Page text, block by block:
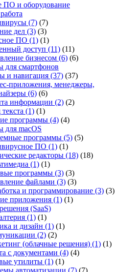
ПО и оборудование
(7) (7)
дел (3) (3)
ПО (1) (1)
доступ (11) (11)
бизнесом (6) (6)
для смартфонов
и навигация (37) (37)
приложения, менеджеры,
(6) (6)
информации (2) (2)
(1) (1)
программы (4) (4)
для macOS
программы (5) (5)
ПО (1) (1)
редакторы (18) (18)
(1) (1)
программы (3) (3)
файлами (3) (3)
и программирование (3) (3)
приложения (1) (1)
(SaaS)
(1) (1)
и дизайн (1) (1)
(2) (2)
(облачные решения) (1) (1)
с документами (4) (4)
утилиты (1) (1)